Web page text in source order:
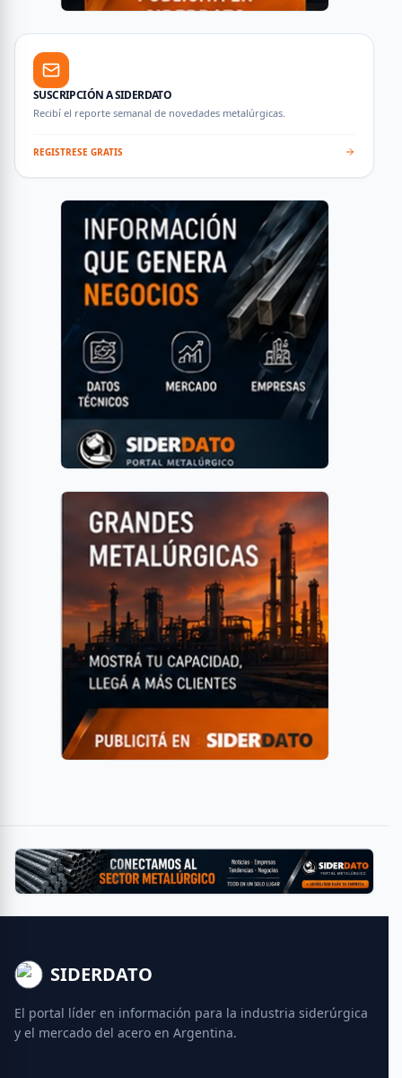
SUSCRIPCIÓN A SIDERDATO
Recibí el reporte semanal de novedades metalúrgicas.
REGISTRESE GRATIS
SIDERDATO
El portal líder en información para la industria siderúrgica
y el mercado del acero en Argentina.